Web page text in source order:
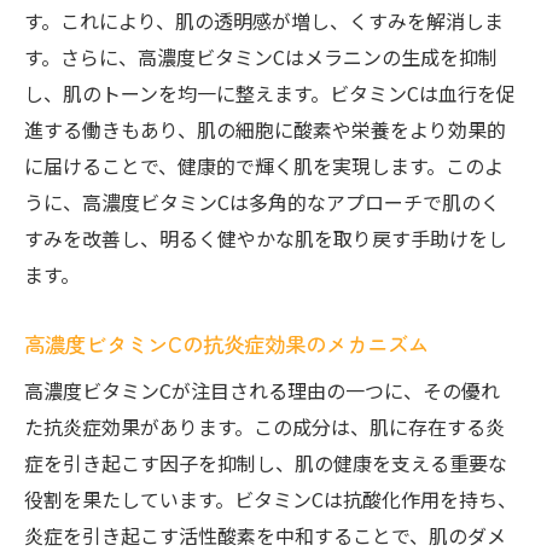
す。これにより、肌の透明感が増し、くすみを解消しま
す。さらに、高濃度ビタミンCはメラニンの生成を抑制
し、肌のトーンを均一に整えます。ビタミンCは血行を促
進する働きもあり、肌の細胞に酸素や栄養をより効果的
に届けることで、健康的で輝く肌を実現します。このよ
うに、高濃度ビタミンCは多角的なアプローチで肌のく
すみを改善し、明るく健やかな肌を取り戻す手助けをし
ます。
高濃度ビタミンCの抗炎症効果のメカニズム
高濃度ビタミンCが注目される理由の一つに、その優れ
た抗炎症効果があります。この成分は、肌に存在する炎
症を引き起こす因子を抑制し、肌の健康を支える重要な
役割を果たしています。ビタミンCは抗酸化作用を持ち、
炎症を引き起こす活性酸素を中和することで、肌のダメ